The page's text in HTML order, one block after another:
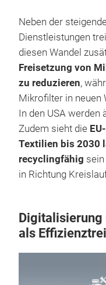
Neben der
Dienstleistungen
diesen Wandel
Freisetzung von
zu reduzieren,
Mikrofilter in neuen
In den USA werden
Zudem sieht die
Textilien bis 2030
recyclingfähig
in Richtung
Digitalisierung
als